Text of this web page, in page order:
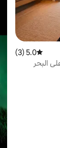
متوسط التقييم 5.0 من 5، 3 مراجعات
5.0 (3)
البحر